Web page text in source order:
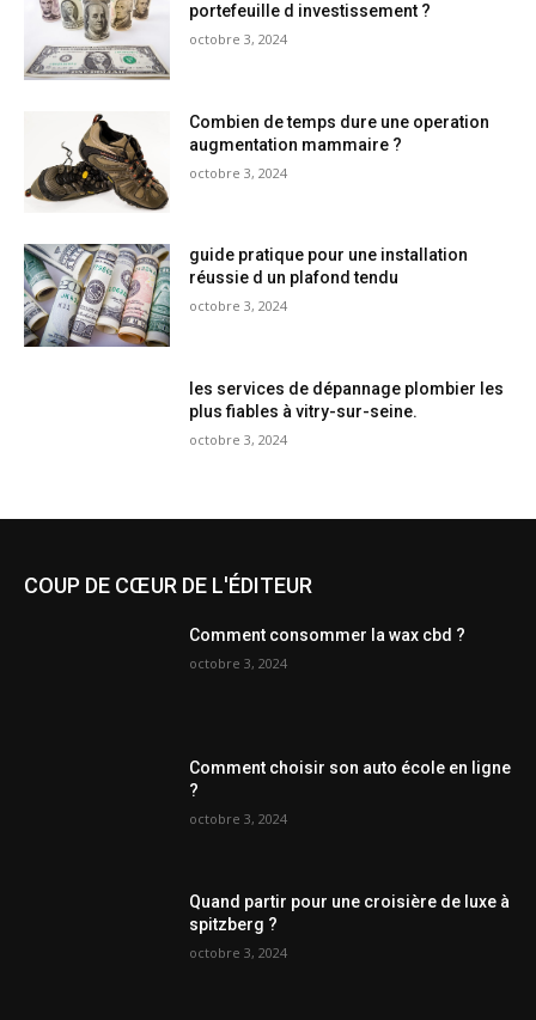
portefeuille d investissement ?
octobre 3, 2024
Combien de temps dure une operation
augmentation mammaire ?
octobre 3, 2024
guide pratique pour une installation
réussie d un plafond tendu
octobre 3, 2024
les services de dépannage plombier les
plus fiables à vitry-sur-seine.
octobre 3, 2024
COUP DE CŒUR DE L'ÉDITEUR
Comment consommer la wax cbd ?
octobre 3, 2024
Comment choisir son auto école en ligne
?
octobre 3, 2024
Quand partir pour une croisière de luxe à
spitzberg ?
octobre 3, 2024